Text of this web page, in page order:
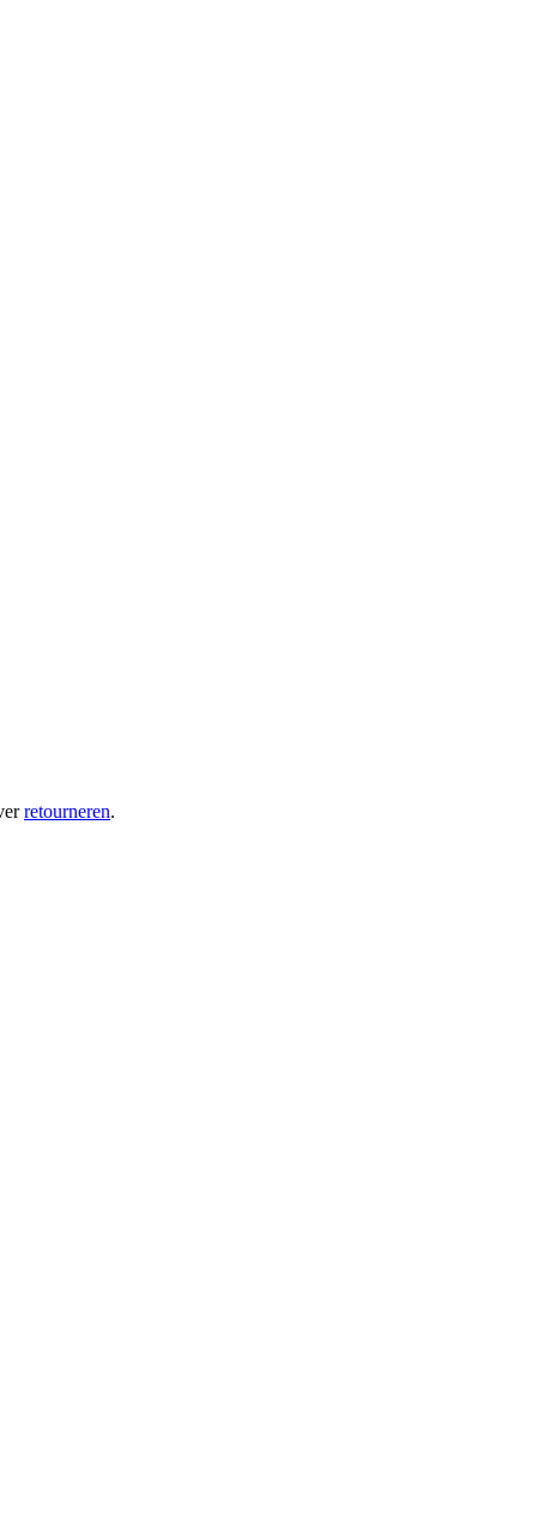
retourneren.